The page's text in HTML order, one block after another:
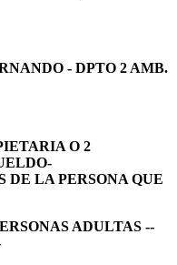
- DPTO 2 AMB.
O 2
DE LA PERSONA QUE
ADULTAS --